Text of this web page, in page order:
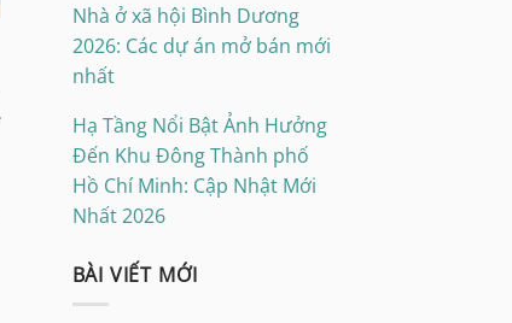
Nhà ở xã hội Bình Dương
2026: Các dự án mở bán mới
nhất
Hạ Tầng Nổi Bật Ảnh Hưởng
Đến Khu Đông Thành phố
Hồ Chí Minh: Cập Nhật Mới
Nhất 2026
BÀI VIẾT MỚI